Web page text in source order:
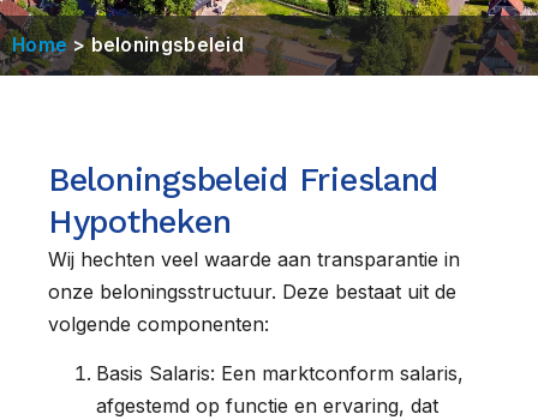
Home > beloningsbeleid
Beloningsbeleid Friesland
Hypotheken
Wij hechten veel waarde aan transparantie in
onze beloningsstructuur. Deze bestaat uit de
volgende componenten:
Basis Salaris: Een marktconform salaris,
afgestemd op functie en ervaring, dat